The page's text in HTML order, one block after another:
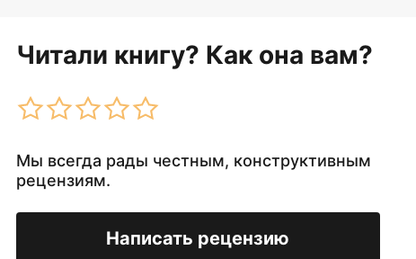
Читали книгу? Как она вам?
Мы всегда рады честным, конструктивным
рецензиям.
Написать рецензию